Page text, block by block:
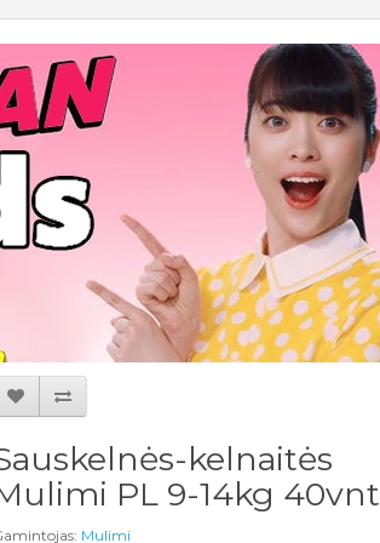
kelnaitės
PL 9-14kg 40vnt
Mulimi